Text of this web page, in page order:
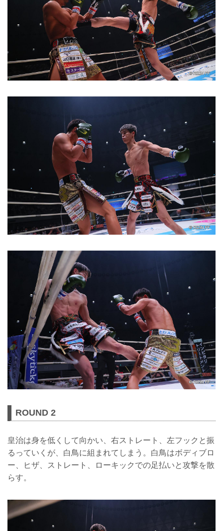
ROUND 2
皇治は身を低くして向かい、右ストレート、左フックと振
るっていくが、白鳥に組まれてしまう。白鳥はボディブロ
ー、ヒザ、ストレート、ローキックでの足払いと攻撃を散
らす。